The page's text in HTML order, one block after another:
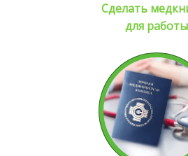
Сделать
для работы